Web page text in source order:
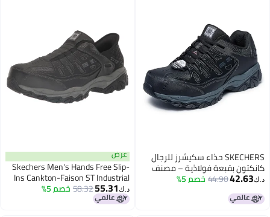
SKECHERS حذاء سكيشرز للرجال
كانكتون بقبعة فولاذية – مصنف
لمخاطر الكهرباء، مع رغوة الذاكرة،
أسود/رمادي، 10 عريض
د.ك‏42.63
44.90خصم 5%
عرض
Skechers Men's Hands Free Slip-
Ins Cankton-Faison ST Industrial
Shoe, BLK, 10.5
د.ك‏55.31
58.32خصم 5%